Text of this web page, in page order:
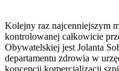
Kolejny raz najcenniejszym
kontrolowanej całkowicie
Obywatelskiej jest Jolanta
departamentu zdrowia w
koncepcji komercjalizacji